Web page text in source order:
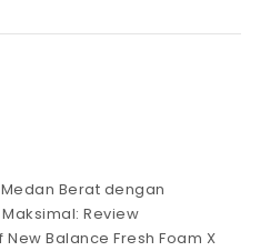
Berat dengan
Review
Balance Fresh Foam X